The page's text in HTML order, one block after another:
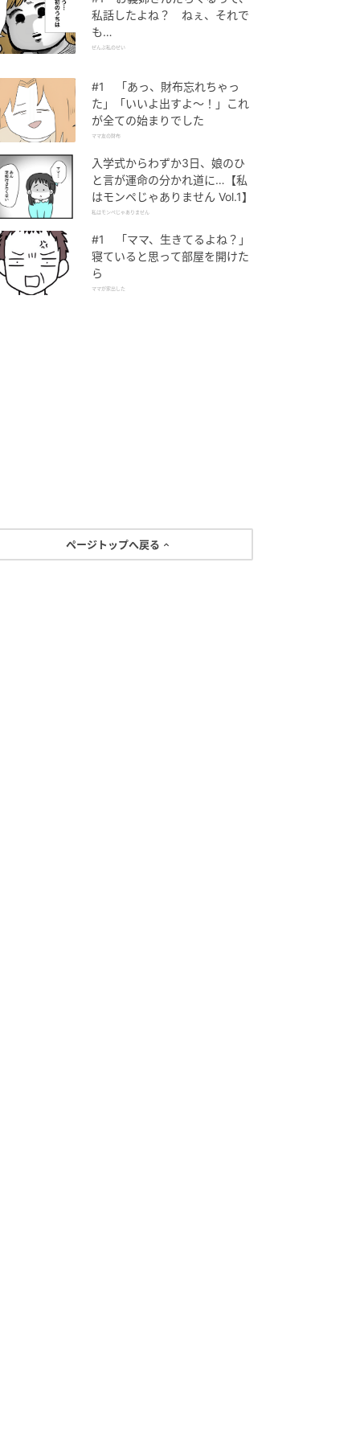
私話したよね？ ねぇ、それで
も…
ぜんぶ私のせい
#1 「あっ、財布忘れちゃっ
た」「いいよ出すよ〜！」これ
が全ての始まりでした
ママ友の財布
入学式からわずか3日、娘のひ
と言が運命の分かれ道に…【私
はモンペじゃありません Vol.1】
私はモンペじゃありません
#1 「ママ、生きてるよね？」
寝ていると思って部屋を開けた
ら
ママが家出した
ページトップへ戻る